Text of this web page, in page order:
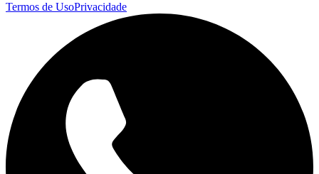
Termos de UsoPrivacidade